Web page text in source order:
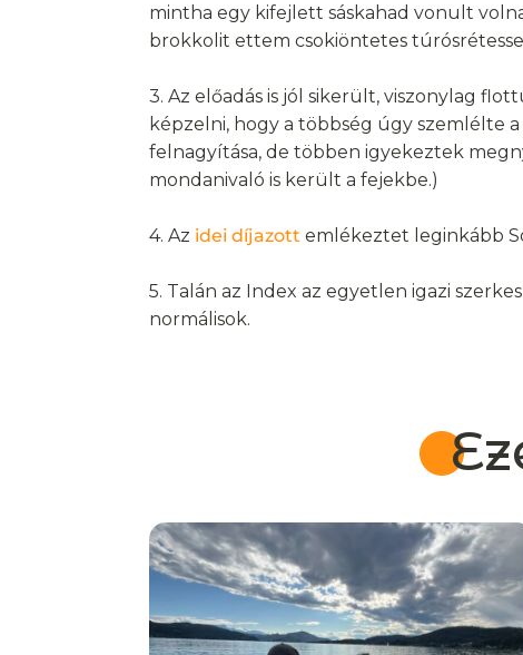
mintha egy kifejlett sáskahad vonult
brokkolit ettem csokiöntetes
3. Az előadás is jól sikerült, viszonylag
képzelni, hogy a többség úgy szemlélte
felnagyítása, de többen igyekeztek
mondanivaló is került a fejekbe.)
4. Az idei díjazott emlékeztet leginkább
5. Talán az Index az egyetlen igazi
normálisok.